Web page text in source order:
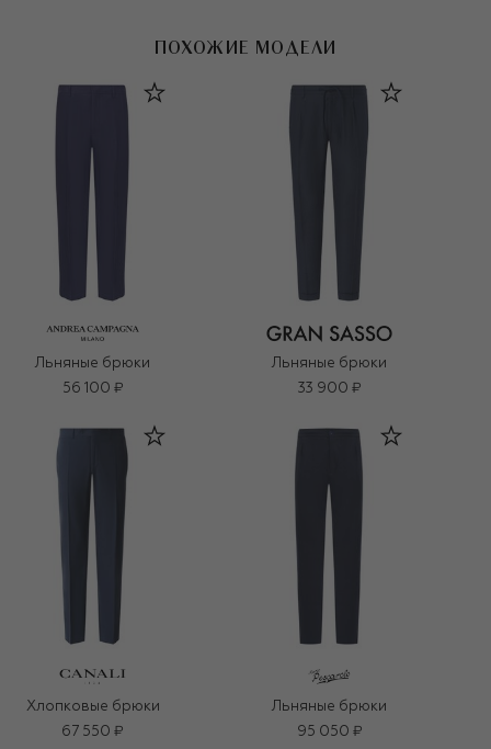
ПОХОЖИЕ МОДЕЛИ
Льняные брюки
56 100 ₽
Льняные брюки
33 900 ₽
Хлопковые брюки
67 550 ₽
Льняные брюки
95 050 ₽